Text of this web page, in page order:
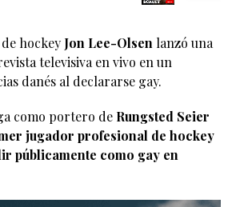
hockeyJon Lee-Olsen lanzó una
televisiva en vivo en un
danés al declararse gay.
como portero deRungsted Seier
jugador profesional de hockey
públicamente como gay en